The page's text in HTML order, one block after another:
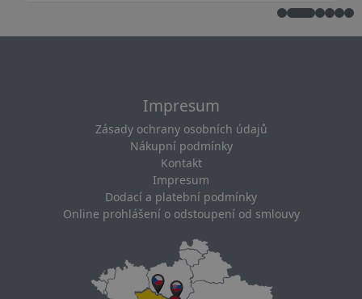
Impresum
Zásady ochrany osobních údajů
Nákupní podmínky
Kontakt
Impresum
Dodací a platební podmínky
Online prohlášení o odstoupení od smlouvy